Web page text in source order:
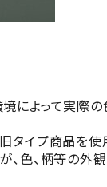
によって実際
タイプ商品を
、色、柄等の外